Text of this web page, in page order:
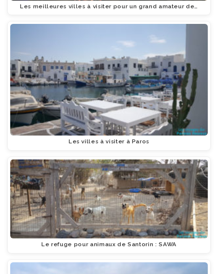
Les meilleures villes à visiter pour un grand amateur de…
Les villes à visiter à Paros
Le refuge pour animaux de Santorin : SAWA